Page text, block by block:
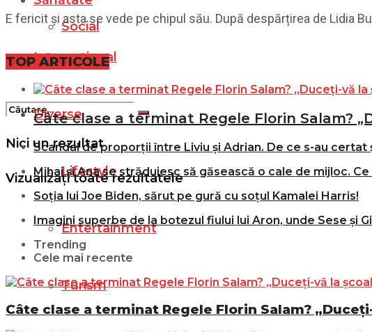
Social
Filme
Nici un rezultat
Vizualizați toate rezultatele
Internațional
Diverse
Lifestyle
Entertainment
Turism
E fericit și asta se vede pe chipul său. După despărțirea de Lidia
TOP ARTICOLE
Câte clase a terminat Regele Florin Salam?
Scandal de proporții între Liviu și Adrian. De ce s-au certat
Mihai și Ana se străduiesc să găsească o cale de mijloc.
Soția lui Joe Biden, sărut pe gură cu soțul Kamalei Harris!
Imagini superbe de la botezul fiului lui Aron, unde Sese și
Trending
Cele mai recente
Câte clase a terminat Regele Florin Salam?